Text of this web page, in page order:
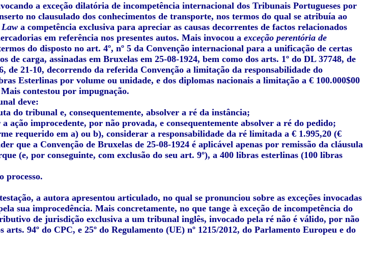
a exceção dilatória de incompetência internacional dos Tribunais Portugueses por
no clausulado dos conhecimentos de transporte, nos termos do qual se atribuía ao
a competência exclusiva para apreciar as causas decorrentes de factos relacionados
em referência nos presentes autos. Mais invocou a exceção perentória de
do disposto no art. 4º, nº 5 da Convenção internacional para a unificação de certas
de carga, assinadas em Bruxelas em 25-08-1924, bem como dos arts. 1º do DL 37748, de
de 21-10, decorrendo da referida Convenção a limitação da responsabilidade do
Esterlinas por volume ou unidade, e dos diplomas nacionais a limitação a € 100.000$00
contestou por impugnação.
deve:
do tribunal e, consequentemente, absolver a ré da instância;
ação improcedente, por não provada, e consequentemente absolver a ré do pedido;
requerido em a) ou b), considerar a responsabilidade da ré limitada a € 1.995,20 (€
que a Convenção de Bruxelas de 25-08-1924 é aplicável apenas por remissão da cláusula
(e, por conseguinte, com exclusão do seu art. 9º), a 400 libras esterlinas (100 libras
processo.
a autora apresentou articulado, no qual se pronunciou sobre as exceções invocadas
sua improcedência. Mais concretamente, no que tange à exceção de incompetência do
de jurisdição exclusiva a um tribunal inglês, invocado pela ré não é válido, por não
arts. 94º do CPC, e 25º do Regulamento (UE) nº 1215/2012, do Parlamento Europeu e do